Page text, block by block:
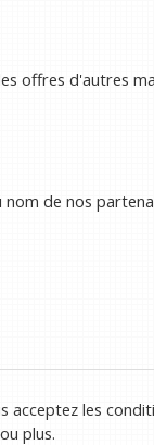
offres d'autres
de nos
acceptez les
plus.